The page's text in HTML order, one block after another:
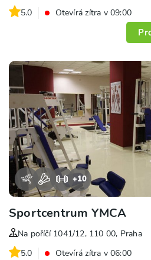
5.0
Otevírá zítra v 09:00
+10
Sportcentrum YMCA
Na poříčí 1041/12, 110 00, Praha
5.0
Otevírá zítra v 06:00